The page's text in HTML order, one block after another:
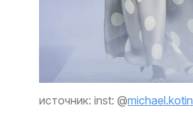
источник: inst: @michael.kotin